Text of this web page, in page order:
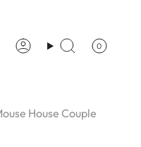
AccountSearch 0
House Couple